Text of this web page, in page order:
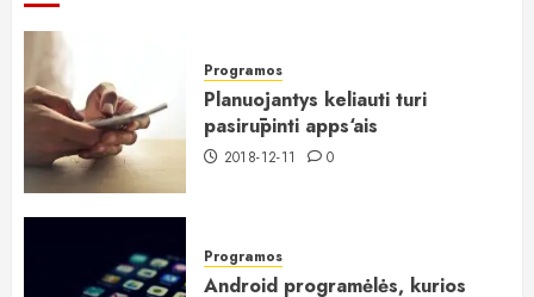
Programos
Planuojantys keliauti turi
pasirūpinti apps‘ais
2018-12-11 0
Programos
Android programėlės, kurios